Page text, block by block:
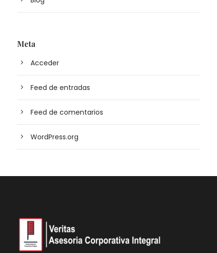
Meta
Acceder
Feed de entradas
Feed de comentarios
WordPress.org